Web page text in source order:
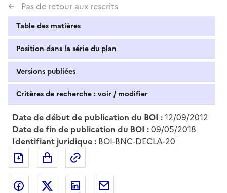
Pas de retour aux rescrits
Table des matières
Position dans la série du plan
Versions publiées
Critères de recherche : voir / modifier
Date de début de publication du BOI :12/09/2012
Date de fin de publication du BOI :09/05/2018
Identifiant juridique : BOI-BNC-DECLA-20
Exporter le document au format pdf
Partager sur Facebook
Partager sur Twitter
Partager sur LinkedIn